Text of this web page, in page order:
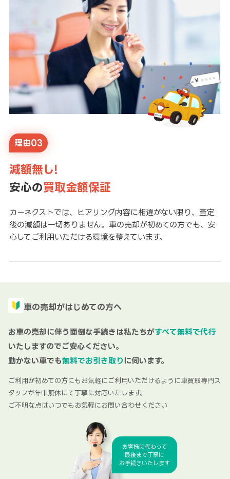
理由03
減額無し!
安心の買取金額保証
カーネクストでは、ヒアリング内容に相違がない限り、査定
後の減額は一切ありません。車の売却が初めての方でも、安
心してご利用いただける環境を整えています。
車の売却がはじめての方へ
お車の売却に伴う面倒な手続きは私たちがすべて無料で代行
いたしますのでご安心ください。
動かない車でも無料でお引き取りに伺います。
ご利用が初めての方にもお気軽にご利用いただけるように車買取専門ス
タッフが年中無休にて丁寧に対応いたします。
ご不明な点はいつでもお気軽にお問い合わせください
お客様に代わって
最後まで丁寧に
お手続きいたします